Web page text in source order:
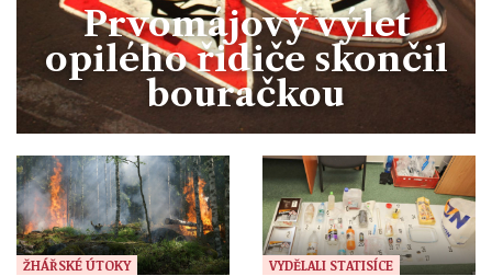
Prvomájový výlet
opilého řidiče skončil
bouračkou
ŽHÁŘSKÉ ÚTOKY VYDĚLALI STATISÍCE